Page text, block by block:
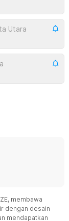
Utara
membawa
dengan desain
mendapatkan